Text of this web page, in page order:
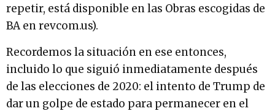
repetir, está disponible en las Obras escogidas de
BA en revcom.us).
Recordemos la situación en ese entonces,
incluido lo que siguió inmediatamente después
de las elecciones de 2020: el intento de Trump de
dar un golpe de estado para permanecer en el